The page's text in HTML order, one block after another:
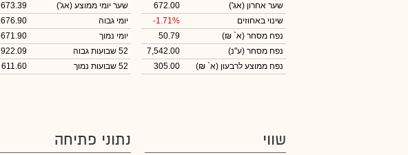
שער אחרון (אג')
672.00
שינוי באחוזים
-1.71%
נפח מסחר (א` ₪)
50.79
נפח מסחר (ע"נ)
7,542.00
נפח ממוצע לרבעון (א` ₪)
305.00
שער יומי ממוצע (אג')
673.39
יומי גבוה
676.90
יומי נמוך
671.90
52 שבועות גבוה
922.09
52 שבועות נמוך
611.60
שווי נתוני פתיחה